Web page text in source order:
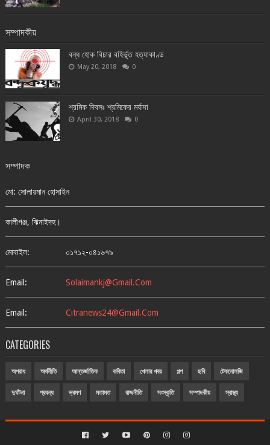
সম্পাদকীয়
বন্ধ হোক বিচার বহির্ভূত হত্যাকাণ্ড
May 20, 2018 0
শ্রমিক দিবসঃ শ্রমিকের মর্যাদা
April 30, 2018 0
সম্পাদক
মো: সোলায়মান হোসাইন
কালীগঞ্জ, ঝিনাইদহ।
মোবাইল: ০১৭১২-০৪১৬৭৯
Email: Solaimankj@gmail.com
Email: Citranews24@gmail.com
CATEGORIES
অপরাধ অর্থনীতি আন্তর্জাতিক কবিতা খেলার খবর গল্প ছবি টেকনোলজি
দুর্ঘটনা প্রবন্ধ ভ্রমণ মতামত রাজনীতি সংস্কৃতি সম্পাদকীয় স্বাস্থ্য